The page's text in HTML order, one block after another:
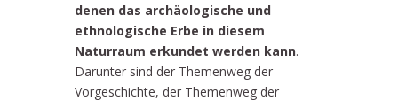
denen das archäologische und
ethnologische Erbe in diesem
Naturraum erkundet werden kann.
Darunter sind der Themenweg der
Vorgeschichte, der Themenweg der